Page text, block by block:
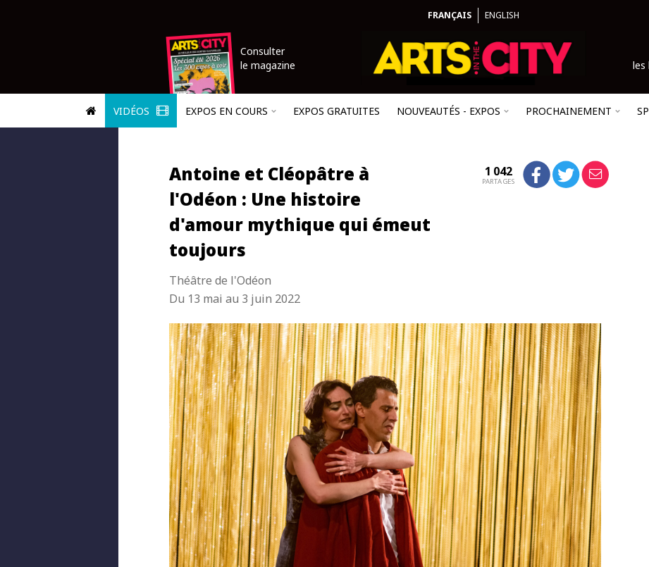
FRANÇAIS ENGLISH
Consulter
le magazine
les
VIDÉOS EXPOS EN COURS EXPOS GRATUITES NOUVEAUTÉS - EXPOS PROCHAINEMENT
Antoine et Cléopâtre à
l'Odéon : Une histoire
d'amour mythique qui émeut
toujours
Théâtre de l'Odéon
Du 13 mai au 3 juin 2022
1 042
PARTAGES